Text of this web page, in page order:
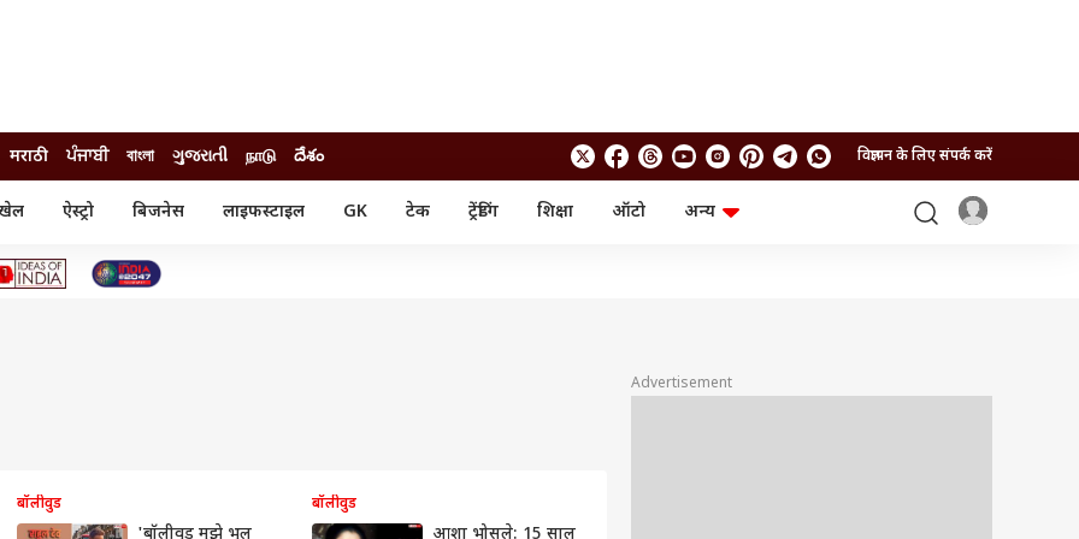
मराठी ਪੰਜਾਬੀ বাংলা ગુજરાતી நாடு దేశం विज्ञापन के लिए संपर्क करें
ऐस्ट्रो बिजनेस लाइफस्टाइल GK टेक ट्रेंडिंग शिक्षा ऑटो
अन्य
आईपीओ
बॉलीवुड बॉलीवुड
Advertisement